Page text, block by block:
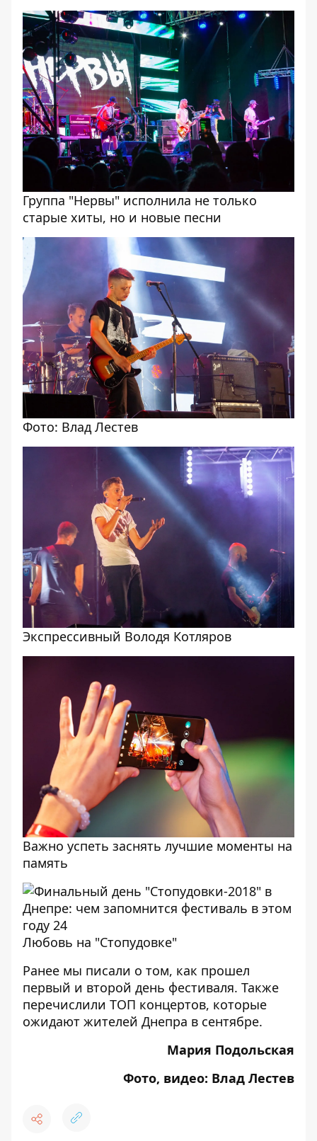
Группа "Нервы" исполнила не только
старые хиты, но и новые песни
Фото: Влад Лестев
Экспрессивный Володя Котляров
Важно успеть заснять лучшие моменты на
память
Любовь на "Стопудовке"
Ранее мы писали о том, как прошел
первый и второй день фестиваля. Также
перечислили ТОП концертов, которые
ожидают жителей Днепра в сентябре.
Мария Подольская
Фото, видео: Влад Лестев